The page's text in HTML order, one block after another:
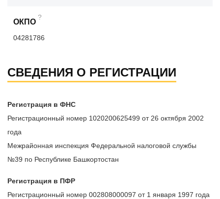
ОКПО
?
04281786
СВЕДЕНИЯ О РЕГИСТРАЦИИ
Регистрация в ФНС
Регистрационный номер 1020200625499 от 26 октября 2002
года
Межрайонная инспекция Федеральной налоговой службы
№39 по Республике Башкортостан
Регистрация в ПФР
Регистрационный номер 002808000097 от 1 января 1997 года